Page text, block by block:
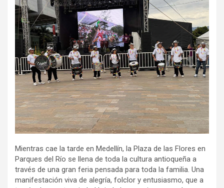
Mientras cae la tarde en Medellín, la Plaza de las Flores en
Parques del Río se llena de toda la cultura antioqueña a
través de una gran feria pensada para toda la familia. Una
manifestación viva de alegría, folclor y entusiasmo, que a